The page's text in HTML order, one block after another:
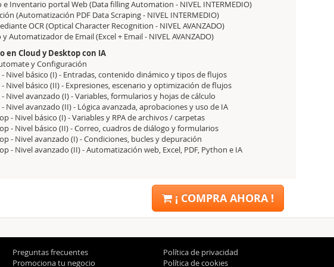
Inventario portal Web (Data filling Automation - NIVEL INTERMEDIO)
(Automatización PDF Data Scraping - NIVEL INTERMEDIO)
OCR (Optical Character Recognition - NIVEL AVANZADO)
Automatizador de Email (Excel + Email - NIVEL AVANZADO)
en Cloud y Desktop con IA
y Configuración
Nivel básico (I) - Entradas, contenido dinámico y tipos de flujos
Nivel básico (II) - Expresiones, escenario y optimización de flujos
Nivel avanzado (I) - Variables, formularios y hojas de cálculo
Nivel avanzado (II) - Lógica avanzada, aprobaciones y uso de IA
- Nivel básico (I) - Variables y RPA de archivos / carpetas
- Nivel básico (II) - Correo, cuadros de diálogo y formularios
- Nivel avanzado (I) - Condiciones, bucles y depuración
- Nivel avanzado (II) - Automatización web, Excel, PDF, Python e IA
¡ COMPRA AHORA !
Preguntas frecuentes
Promociona tu negocio
Política de privacidad
Política de cookies